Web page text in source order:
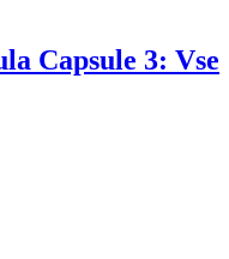
Capsule 3: Vse